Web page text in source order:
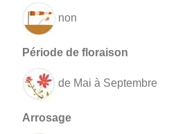
non
de Mai à Septembre